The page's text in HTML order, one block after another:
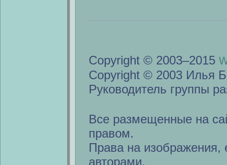
Copyright © 2003–2015
Copyright © 2003 Илья
Руководитель группы
Все размещенные на
правом.
Права на изображения,
авторами.